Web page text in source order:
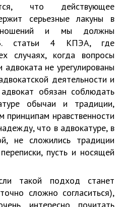
что действующее
серьезные лакуны в
и мы должны
статьи 4 КПЭА, где
случаях, когда вопросы
адвоката не урегулированы
деятельности и
обязан соблюдать
обычаи и традиции,
нравственности
что в адвокатуре, в
не сложились традиции
пусть и носящей
такой подход станет
сложно согласиться),